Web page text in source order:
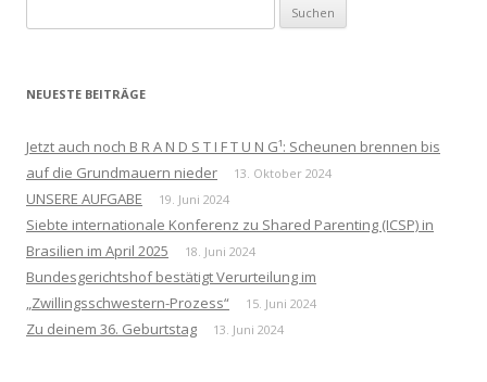
nach:
NEUESTE BEITRÄGE
Jetzt auch noch B R A N D S T I F T U N G¹: Scheunen brennen bis
auf die Grundmauern nieder
13. Oktober 2024
UNSERE AUFGABE 19. Juni 2024
Siebte internationale Konferenz zu Shared Parenting (ICSP) in
Brasilien im April 2025
18. Juni 2024
Bundesgerichtshof bestätigt Verurteilung im
„Zwillingsschwestern-Prozess“
15. Juni 2024
Zu deinem 36. Geburtstag 13. Juni 2024